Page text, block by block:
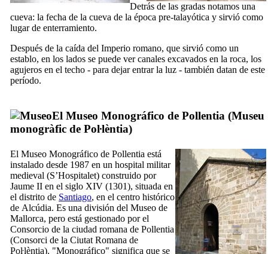
Detrás de las gradas notamos una
cueva: la fecha de la cueva de la época pre-talayótica y sirvió como
lugar de enterramiento.
Después de la caída del Imperio romano, que sirvió como un
establo, en los lados se puede ver canales excavados en la roca, los
agujeros en el techo - para dejar entrar la luz - también datan de este
período.
El Museo Monográfico de Pollentia (Museu
monogràfic de Poŀlèntia)
El Museo Monográfico de Pollentia está
instalado desde 1987 en un hospital militar
medieval (S’Hospitalet) construido por
Jaume II en el siglo XIV (1301), situada en
el distrito de Santiago, en el centro histórico
de Alcúdia. Es una división del Museo de
Mallorca, pero está gestionado por el
Consorcio de la ciudad romana de Pollentia
(Consorci de la Ciutat Romana de
Poŀlèntia). "Monográfico" significa que se